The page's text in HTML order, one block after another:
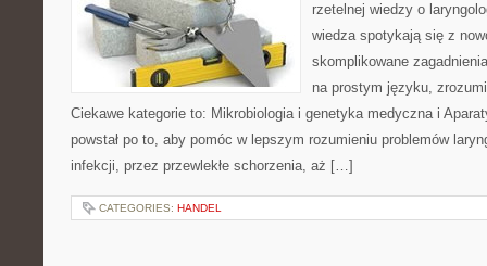
rzetelnej wiedzy o
wiedza spotykają się z
skomplikowane
na prostym języku,
Ciekawe kategorie to: Mikrobiologia i genetyka medyczna i
powstał po to, aby pomóc w lepszym rozumieniu problemów
infekcji, przez przewlekłe schorzenia, aż […]
CATEGORIES: HANDEL